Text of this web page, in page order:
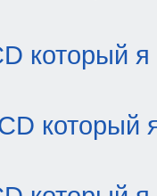
который я
который